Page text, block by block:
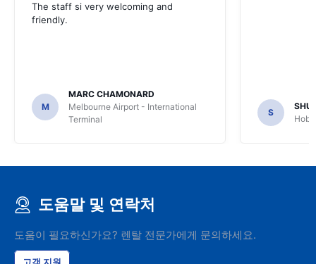
The staff si very welcoming and
friendly.
M
MARC CHAMONARD
Melbourne Airport - International
Terminal
S
도움말 및 연락처
도움이 필요하신가요? 렌탈 전문가에게 문의하세요.